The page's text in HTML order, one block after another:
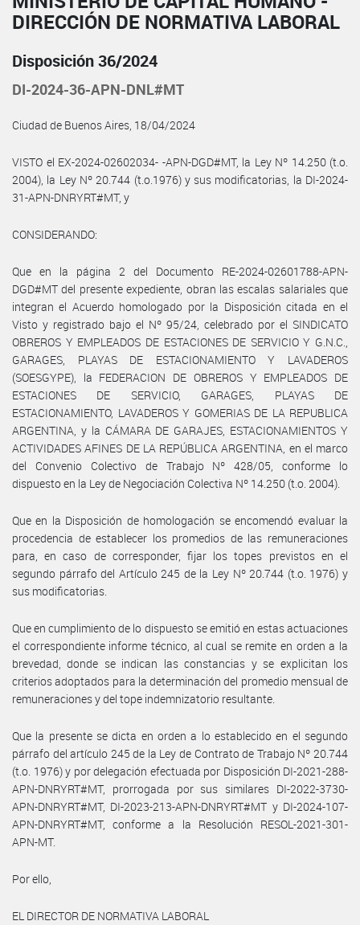
DIRECCIÓN DE NORMATIVA LABORAL
Disposición 36/2024
DI-2024-36-APN-DNL#MT
Ciudad de Buenos Aires, 18/04/2024
VISTO el EX-2024-02602034- -APN-DGD#MT, la Ley Nº 14.250 (t.o.
2004), la Ley Nº 20.744 (t.o.1976) y sus modificatorias, la DI-2024-
31-APN-DNRYRT#MT, y
CONSIDERANDO:
Que en la página 2 del Documento RE-2024-02601788-APN-
DGD#MT del presente expediente, obran las escalas salariales que
integran el Acuerdo homologado por la Disposición citada en el
Visto y registrado bajo el Nº 95/24, celebrado por el SINDICATO
OBREROS Y EMPLEADOS DE ESTACIONES DE SERVICIO Y G.N.C.,
GARAGES, PLAYAS DE ESTACIONAMIENTO Y LAVADEROS
(SOESGYPE), la FEDERACION DE OBREROS Y EMPLEADOS DE
ESTACIONES DE SERVICIO, GARAGES, PLAYAS DE
ESTACIONAMIENTO, LAVADEROS Y GOMERIAS DE LA REPUBLICA
ARGENTINA, y la CÁMARA DE GARAJES, ESTACIONAMIENTOS Y
ACTIVIDADES AFINES DE LA REPÚBLICA ARGENTINA, en el marco
del Convenio Colectivo de Trabajo Nº 428/05, conforme lo
dispuesto en la Ley de Negociación Colectiva Nº 14.250 (t.o. 2004).
Que en la Disposición de homologación se encomendó evaluar la
procedencia de establecer los promedios de las remuneraciones
para, en caso de corresponder, fijar los topes previstos en el
segundo párrafo del Artículo 245 de la Ley Nº 20.744 (t.o. 1976) y
sus modificatorias.
Que en cumplimiento de lo dispuesto se emitió en estas actuaciones
el correspondiente informe técnico, al cual se remite en orden a la
brevedad, donde se indican las constancias y se explicitan los
criterios adoptados para la determinación del promedio mensual de
remuneraciones y del tope indemnizatorio resultante.
Que la presente se dicta en orden a lo establecido en el segundo
párrafo del artículo 245 de la Ley de Contrato de Trabajo Nº 20.744
(t.o. 1976) y por delegación efectuada por Disposición DI-2021-288-
APN-DNRYRT#MT, prorrogada por sus similares DI-2022-3730-
APN-DNRYRT#MT, DI-2023-213-APN-DNRYRT#MT y DI-2024-107-
APN-DNRYRT#MT, conforme a la Resolución RESOL-2021-301-
APN-MT.
Por ello,
EL DIRECTOR DE NORMATIVA LABORAL